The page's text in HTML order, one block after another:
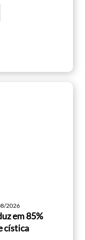
2026
em 85%
cística